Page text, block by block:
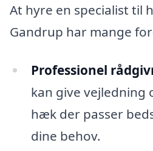
At hyre en specialist til
Gandrup har mange
Professionel
kan give vejledning
hæk der passer
dine behov.